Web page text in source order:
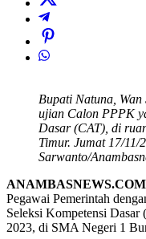
Bupati Natuna,
ujian Calon PPPK
Dasar (CAT), di
Timur. Jumat 17/11/
Sarwanto/
Pegawai Pemerintah
Seleksi Kompetensi
2023, di SMA Negeri 1